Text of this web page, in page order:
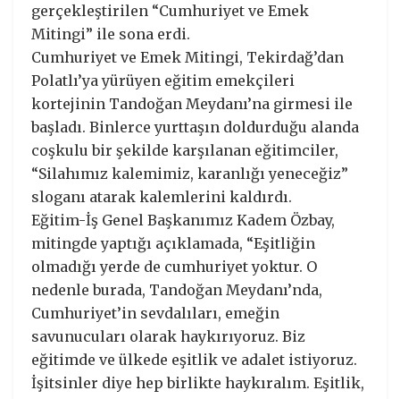
gerçekleştirilen “Cumhuriyet ve Emek
Mitingi” ile sona erdi.
Cumhuriyet ve Emek Mitingi, Tekirdağ’dan
Polatlı’ya yürüyen eğitim emekçileri
kortejinin Tandoğan Meydanı’na girmesi ile
başladı. Binlerce yurttaşın doldurduğu alanda
coşkulu bir şekilde karşılanan eğitimciler,
“Silahımız kalemimiz, karanlığı yeneceğiz”
sloganı atarak kalemlerini kaldırdı.
Eğitim-İş Genel Başkanımız Kadem Özbay,
mitingde yaptığı açıklamada, “Eşitliğin
olmadığı yerde de cumhuriyet yoktur. O
nedenle burada, Tandoğan Meydanı’nda,
Cumhuriyet’in sevdalıları, emeğin
savunucuları olarak haykırıyoruz. Biz
eğitimde ve ülkede eşitlik ve adalet istiyoruz.
İşitsinler diye hep birlikte haykıralım. Eşitlik,